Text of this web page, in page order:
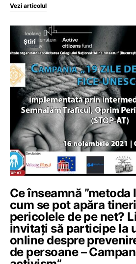
Vezi articolul
Știri
Ce înseamnă ”metoda
cum se pot apăra
pericolele de pe net?
invitați să participe la
online despre
de persoane –